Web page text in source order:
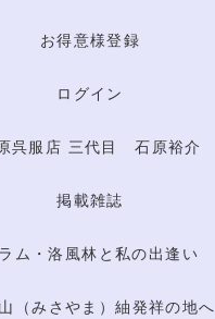
お得意様登録
ログイン
呉服店 三代目 石原裕介
掲載雑誌
ム・洛風林と私の出逢い
（みさやま）紬発祥の地へ